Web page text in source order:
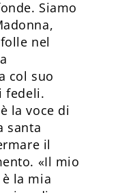
Siamo
nel
col suo
fedeli.
la voce di
santa
il
«Il mio
la mia